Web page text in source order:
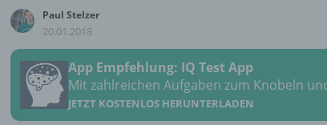
Paul Stelzer
20.01.2018
App Empfehlung: IQ Test App
Mit zahlreichen Aufgaben zum Knobeln
JETZT KOSTENLOS HERUNTERLADEN